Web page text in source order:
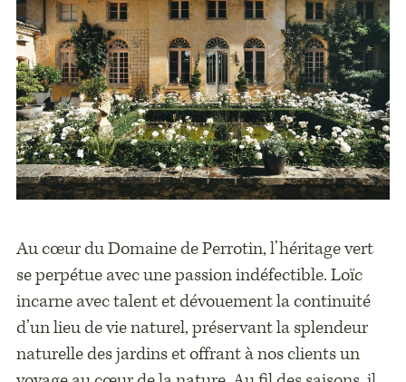
Au cœur du Domaine de Perrotin, l’héritage vert
se perpétue avec une passion indéfectible. Loïc
incarne avec talent et dévouement la continuité
d’un lieu de vie naturel, préservant la splendeur
naturelle des jardins et offrant à nos clients un